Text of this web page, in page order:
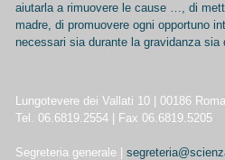
aiutarla a rimuovere le cause …, di
madre, di promuovere ogni opportuno
necessari sia durante la gravidanza sia
Lungotevere dei Vallati 10 | 00186 Roma
Tel. 06.6819.2554 | Fax 06.6819.5205
Segreteria generale |